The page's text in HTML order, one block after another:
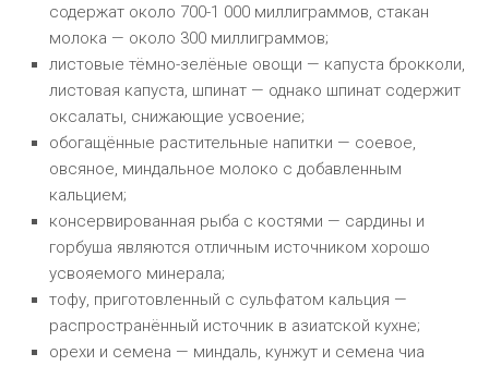
содержат около 700-1 000 миллиграммов, стакан
молока — около 300 миллиграммов;
листовые тёмно-зелёные овощи — капуста брокколи,
листовая капуста, шпинат — однако шпинат содержит
оксалаты, снижающие усвоение;
обогащённые растительные напитки — соевое,
овсяное, миндальное молоко с добавленным
кальцием;
консервированная рыба с костями — сардины и
горбуша являются отличным источником хорошо
усвояемого минерала;
тофу, приготовленный с сульфатом кальция —
распространённый источник в азиатской кухне;
орехи и семена — миндаль, кунжут и семена чиа